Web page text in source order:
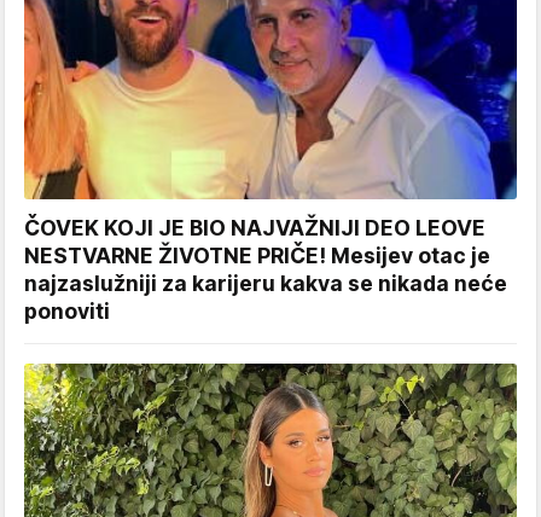
ČOVEK KOJI JE BIO NAJVAŽNIJI DEO LEOVE
NESTVARNE ŽIVOTNE PRIČE! Mesijev otac je
najzaslužniji za karijeru kakva se nikada neće
ponoviti